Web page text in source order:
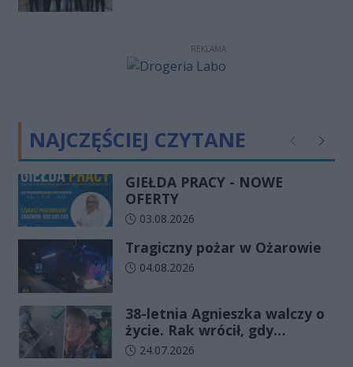
REKLAMA
NAJCZĘŚCIEJ CZYTANE Poprzednie
GIEŁDA PRACY - NOWE
OFERTY
Data dodania artykułu:
03.08.2026
Tragiczny pożar w Ożarowie
Data dodania artykułu:
04.08.2026
38-letnia Agnieszka walczy o
życie. Rak wrócił, gdy
wydawało się, że najgorsze
Data dodania artykułu:
24.07.2026